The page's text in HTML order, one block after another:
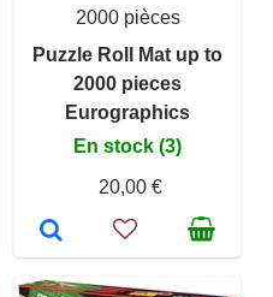
2000 pièces
Puzzle Roll Mat up to
2000 pieces
Eurographics
En stock (3)
20,00 €